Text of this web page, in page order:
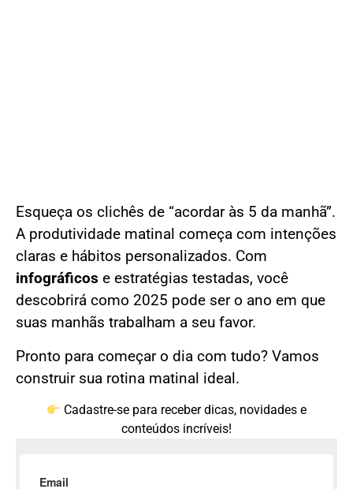
Esqueça os clichês de “acordar às 5 da manhã”.
A produtividade matinal começa com intenções
claras e hábitos personalizados. Com
infográficos e estratégias testadas, você
descobrirá como 2025 pode ser o ano em que
suas manhãs trabalham a seu favor.
Pronto para começar o dia com tudo? Vamos
construir sua rotina matinal ideal.
Cadastre-se para receber dicas, novidades e
conteúdos incríveis!